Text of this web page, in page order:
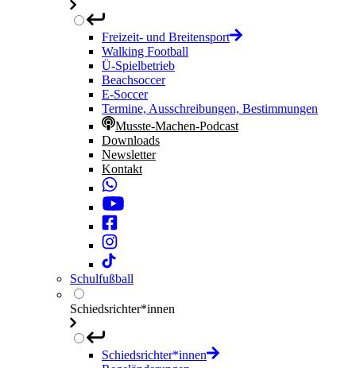
Freizeit- und Breitensport
Walking Football
Ü-Spielbetrieb
Beachsoccer
E-Soccer
Termine, Ausschreibungen, Bestimmungen
Musste-Machen-Podcast
Downloads
Newsletter
Kontakt
Schulfußball
Schiedsrichter*innen
Schiedsrichter*innen